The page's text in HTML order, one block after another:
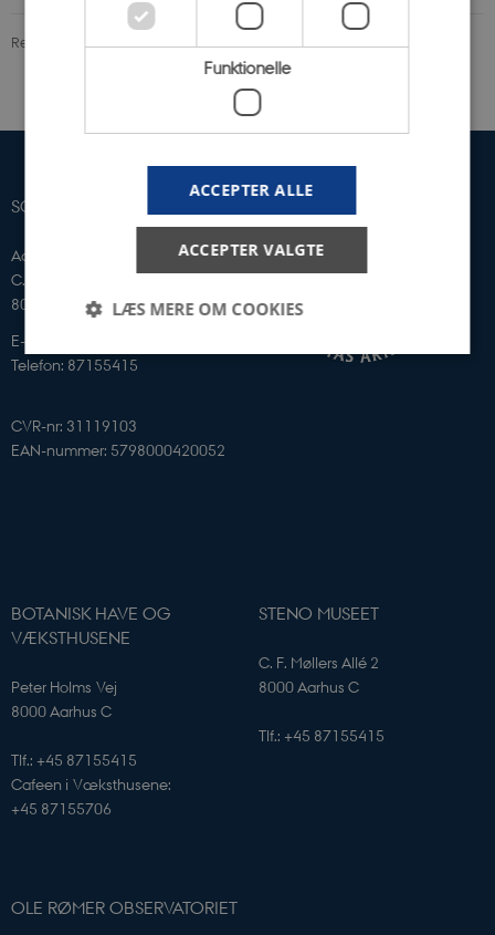
Revideret 10.04.2026
SCIENCE MUSEERNE
Aarhus Universitet
C. F. Møllers Allé 2
8000 Aarhus C
E-mail: sm@au.dk
Telefon: 87155415
CVR-nr: 31119103
EAN-nummer: 5798000420052
BOTANISK HAVE OG
VÆKSTHUSENE
Peter Holms Vej
8000 Aarhus C
Tlf.: +45 87155415
Cafeen i Væksthusene:
+45 87155706
STENO MUSEET
C. F. Møllers Allé 2
8000 Aarhus C
Tlf.: +45 87155415
OLE RØMER OBSERVATORIET
Funktionelle
ACCEPTER ALLE
ACCEPTER VALGTE
LÆS MERE OM COOKIES
sciencemuseerne.dk